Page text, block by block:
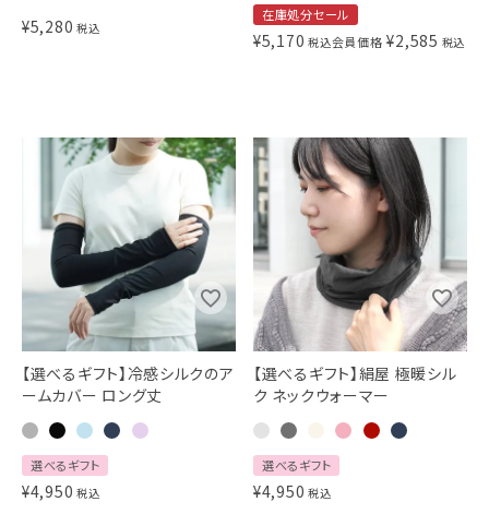
¥5,280 税込
在庫処分セール
¥5,170 税込会員価格 ¥2,585 税込
【選べるギフト】冷感シルクのア
ームカバー ロング丈
選べるギフト
¥4,950 税込
【選べるギフト】絹屋 極暖シル
ク ネックウォーマー
選べるギフト
¥4,950 税込